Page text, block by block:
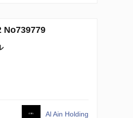
No739779
Al Ain Holding